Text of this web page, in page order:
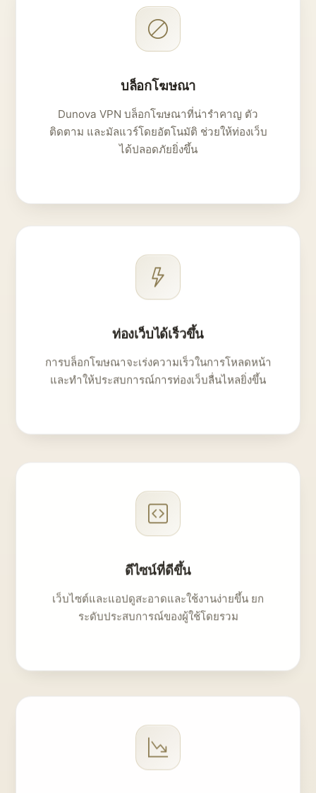
บล็อกโฆษณา
Dunova VPN บล็อกโฆษณาที่น่ารำคาญ ตัว
ติดตาม และมัลแวร์โดยอัตโนมัติ ช่วยให้ท่องเว็บ
ได้ปลอดภัยยิ่งขึ้น
ท่องเว็บได้เร็วขึ้น
การบล็อกโฆษณาจะเร่งความเร็วในการโหลดหน้า
และทำให้ประสบการณ์การท่องเว็บลื่นไหลยิ่งขึ้น
ดีไซน์ที่ดีขึ้น
เว็บไซต์และแอปดูสะอาดและใช้งานง่ายขึ้น ยก
ระดับประสบการณ์ของผู้ใช้โดยรวม